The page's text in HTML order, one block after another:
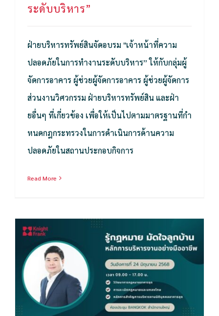
ระดับบริหาร”
ฝ่ายบริหารทรัพย์สินจัดอบรม "เจ้าหน้าที่ความ
ปลอดภัยในการทำงานระดับบริหาร” ให้กับกลุ่มผู้
จัดการอาคาร ผู้ช่วยผู้จัดการอาคาร ผู้ช่วยผู้จัดการ
ส่วนงานวิศวกรรม ฝ่ายบริหารทรัพย์สิน และฝ่า
ยอื่นๆ ที่เกี่ยวข้อง เพื่อให้เป็นไปตามมาตรฐานที่กํา
หนดกฎกระทรวงในการดำเนินการด้านความ
ปลอดภัยในสถานประกอบกิจการ
Read More